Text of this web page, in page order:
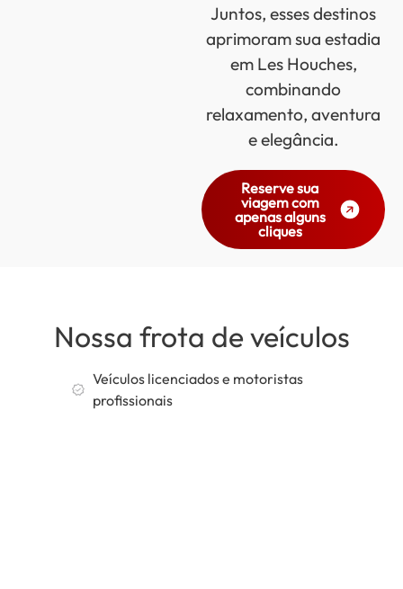
Juntos, esses destinos
aprimoram sua estadia
em Les Houches,
combinando
relaxamento, aventura
e elegância.
Reserve sua
viagem com
apenas alguns
cliques
Nossa frota de veículos
Veículos licenciados e motoristas
profissionais